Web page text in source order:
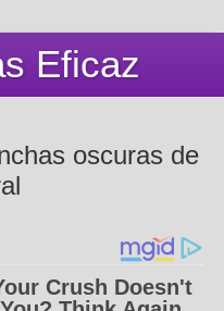
Eficaz
oscuras de